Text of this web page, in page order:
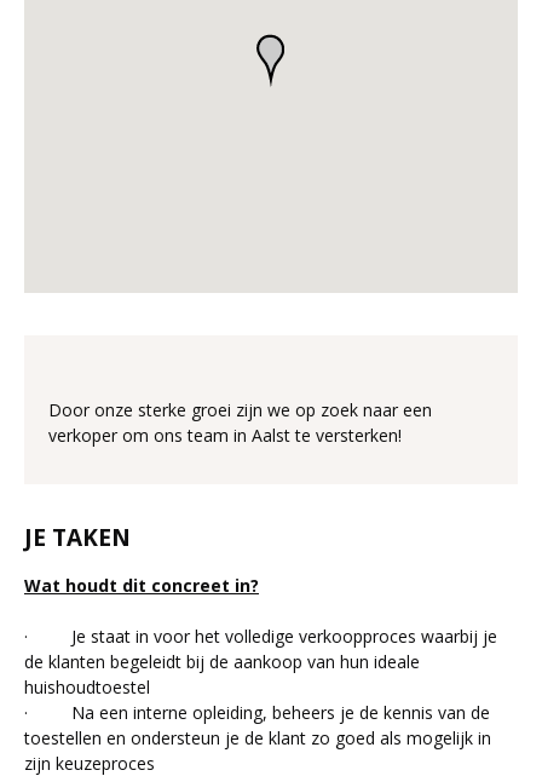
Door onze sterke groei zijn we op zoek naar een
verkoper om ons team in Aalst te versterken!
JE TAKEN
Wat houdt dit concreet in?
· Je staat in voor het volledige verkoopproces waarbij je
de klanten begeleidt bij de aankoop van hun ideale
huishoudtoestel
· Na een interne opleiding, beheers je de kennis van de
toestellen en ondersteun je de klant zo goed als mogelijk in
zijn keuzeproces